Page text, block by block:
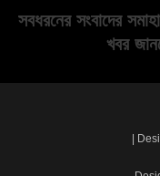
সবধরনের সংবাদের
খবর